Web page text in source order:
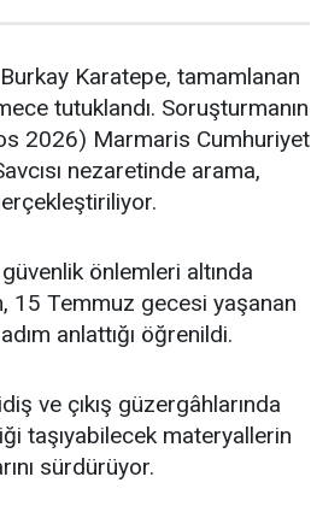
Karatepe, tamamlanan
tutuklandı. Soruşturmanın
2026) Marmaris Cumhuriyet
nezaretinde arama,
önlemleri altında
15 Temmuz gecesi yaşanan
anlattığı öğrenildi.
ve çıkış güzergâhlarında
taşıyabilecek materyallerin
sürdürüyor.